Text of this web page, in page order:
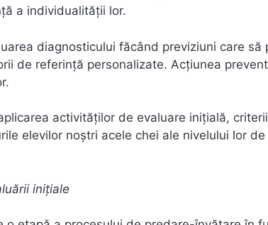
a individualității lor.
diagnosticului făcând previziuni care să
de referință personalizate. Acțiunea
activităților de evaluare inițială,
elevilor noștri acele chei ale nivelului lor
inițiale